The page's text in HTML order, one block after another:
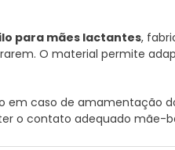
para mães lactantes,
O material permite
em caso de amamentação
o contato adequado mãe-